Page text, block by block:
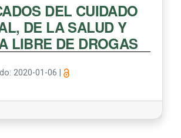
DEL CUIDADO
DE LA SALUD Y
LIBRE DE DROGAS
2020-01-06